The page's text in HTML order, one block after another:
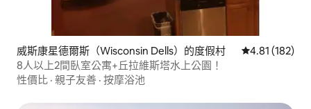
威斯康星德爾斯（Wisconsin Dells）的度假村 從 182 則評價
4.81 (182)
8人以上2間臥室公寓+丘拉維斯塔水上公園！
性價比 · 親子友善 · 按摩浴池